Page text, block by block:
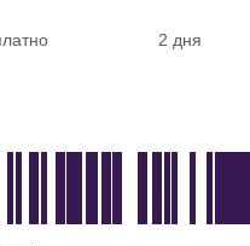
2 дня